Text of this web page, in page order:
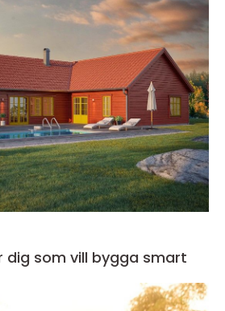
dig som vill bygga smart